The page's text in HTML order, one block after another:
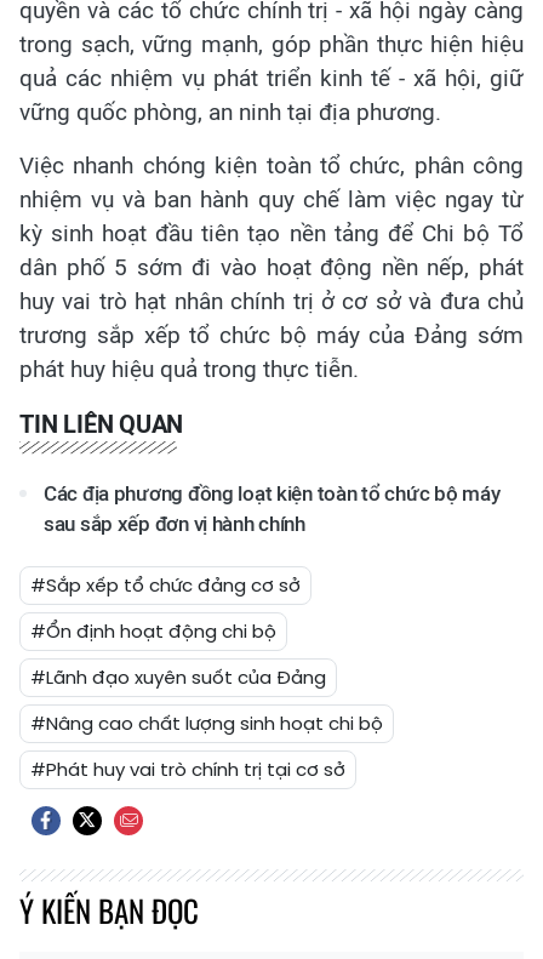
quyền và các tổ chức chính trị - xã hội ngày càng
trong sạch, vững mạnh, góp phần thực hiện hiệu
quả các nhiệm vụ phát triển kinh tế - xã hội, giữ
vững quốc phòng, an ninh tại địa phương.
Việc nhanh chóng kiện toàn tổ chức, phân công
nhiệm vụ và ban hành quy chế làm việc ngay từ
kỳ sinh hoạt đầu tiên tạo nền tảng để Chi bộ Tổ
dân phố 5 sớm đi vào hoạt động nền nếp, phát
huy vai trò hạt nhân chính trị ở cơ sở và đưa chủ
trương sắp xếp tổ chức bộ máy của Đảng sớm
phát huy hiệu quả trong thực tiễn.
TIN LIÊN QUAN
Các địa phương đồng loạt kiện toàn tổ chức bộ máy
sau sắp xếp đơn vị hành chính
#Sắp xếp tổ chức đảng cơ sở
#Ổn định hoạt động chi bộ
#Lãnh đạo xuyên suốt của Đảng
#Nâng cao chất lượng sinh hoạt chi bộ
#Phát huy vai trò chính trị tại cơ sở
Ý KIẾN BẠN ĐỌC